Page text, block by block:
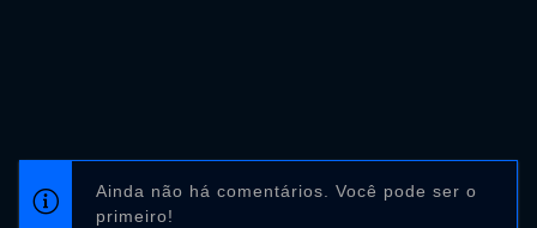
Ainda não há comentários. Você pode ser o
primeiro!